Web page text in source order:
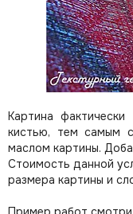
Картина
кистью, тем самым
маслом картины.
Стоимость данной
размера картины и